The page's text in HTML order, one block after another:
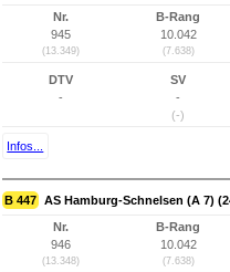
Nr.
945
(13.349)
B-Rang
10.042
(7.638)
DTV
-
SV
-
(-)
Infos...
B 447 AS Hamburg-Schnelsen (A 7)
Nr.
946
(13.348)
B-Rang
10.042
(7.638)